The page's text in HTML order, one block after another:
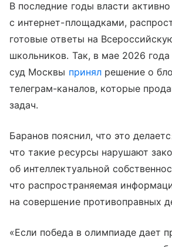
В последние годы власти
с интернет-площадками,
готовые ответы на
школьников. Так, в мае 2026
суд Москвы принялрешение о
телеграм-каналов, которые
задач.
Баранов пояснил, что это
что такие ресурсы нарушают
об интеллектуальной
что распространяемая
на совершение противоправных
«Если победа в олимпиаде дает